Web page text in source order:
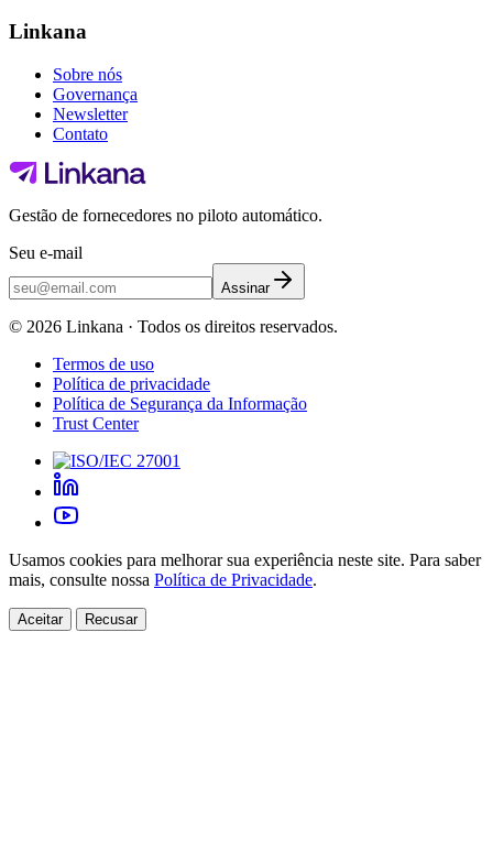
Linkana
Sobre nós
Governança
Newsletter
Contato
Gestão de fornecedores no piloto automático.
Seu e-mail
Assinar
© 2026 Linkana · Todos os direitos reservados.
Termos de uso
Política de privacidade
Política de Segurança da Informação
Trust Center
Usamos cookies para melhorar sua experiência neste site. Para saber
mais, consulte nossa Política de Privacidade.
Aceitar Recusar